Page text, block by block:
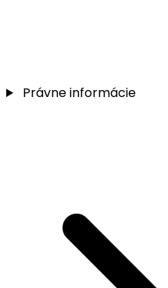
Právne informácie